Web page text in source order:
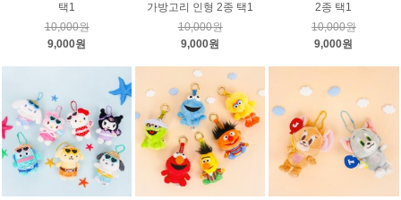
택1
10,000원
9,000원
가방고리 인형 2종 택1
10,000원
9,000원
2종 택1
10,000원
9,000원